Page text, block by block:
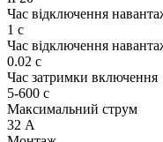
Час відключення
1 с
Час відключення
0.02 с
Час затримки включення
5-600 с
Максимальний струм
32 А